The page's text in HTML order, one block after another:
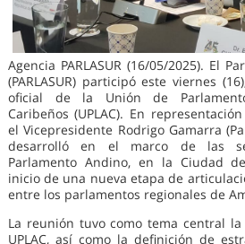
Agencia PARLASUR (16/05/2025). El
(PARLASUR) participó este viernes
oficial de la Unión de
Caribeños (UPLAC). En
el Vicepresidente Rodrigo Gamarra
desarrolló en el marco de las
Parlamento Andino, en la Ciudad
inicio de una nueva etapa de
entre los parlamentos regionales de
La reunión tuvo como tema central
UPLAC, así como la definición de